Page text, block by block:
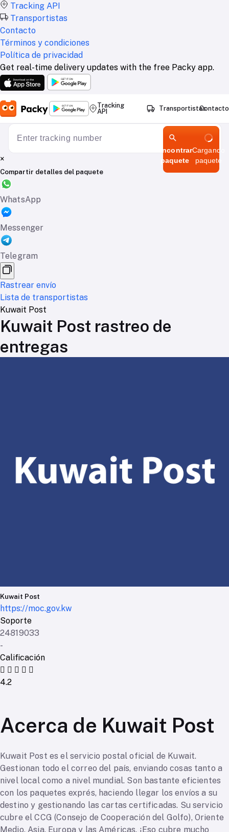
Tracking API
Transportistas
Contacto
Términos y condiciones
Política de privacidad
Get real-time delivery updates with the free Packy app.
Tracking
API
TransportistasContacto
Encontrar
paquete
Cargando
paquete
×
Compartir detalles del paquete
WhatsApp
Messenger
Telegram
Rastrear envío
Lista de transportistas
Kuwait Post
Kuwait Post rastreo de
entregas
Kuwait Post
https://moc.gov.kw
Soporte
24819033
-
Calificación
4.2
Acerca de Kuwait Post
Kuwait Post es el servicio postal oficial de Kuwait.
Gestionan todo el correo del país, enviando cosas tanto a
nivel local como a nivel mundial. Son bastante eficientes
con los paquetes exprés, haciendo llegar los envíos a su
destino y gestionando las cartas certificadas. Su servicio
cubre el CCG (Consejo de Cooperación del Golfo), Oriente
Medio, Asia, Europa y las Américas. ¡Eso cubre mucho